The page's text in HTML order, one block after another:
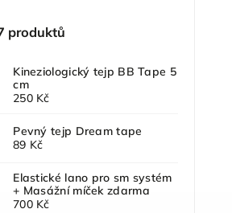
produktů
Kineziologický tejp BB Tape 5
cm
250 Kč
Pevný tejp Dream tape
89 Kč
Elastické lano pro sm systém
+ Masážní míček zdarma
700 Kč